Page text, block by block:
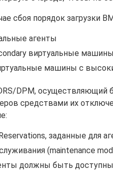
сбоя порядок загрузки
агенты
виртуальные
машины с
DPM,
средствами их
заданные для
(maintenance
должны быть